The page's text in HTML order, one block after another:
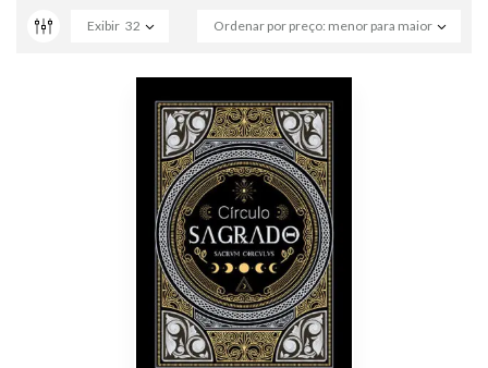
Ordenar por preço: menor para maior
Exibir 32